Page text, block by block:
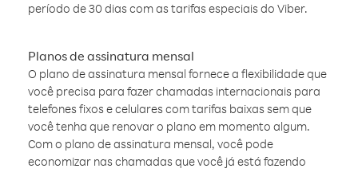
período de 30 dias com as tarifas especiais do Viber.
Planos de assinatura mensal
O plano de assinatura mensal fornece a flexibilidade que
você precisa para fazer chamadas internacionais para
telefones fixos e celulares com tarifas baixas sem que
você tenha que renovar o plano em momento algum.
Com o plano de assinatura mensal, você pode
economizar nas chamadas que você já está fazendo